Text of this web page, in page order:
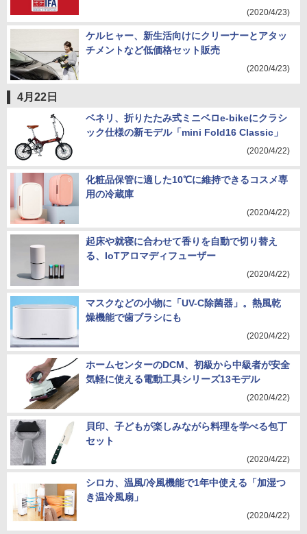
(2020/4/23)
ケルヒャー、新生活向けにクリーナーとアタッ
チメントなど低価格セット販売
(2020/4/23)
4月22日
ベネリ、折りたたみ式ミニベロe-bikeにクラシ
ック仕様の新モデル「mini Fold16 Classic」
(2020/4/22)
化粧品保管に適した10℃に維持できるコスメ専
用の冷蔵庫
(2020/4/22)
起床や就寝に合わせて香りを自動で切り替え
る、IoTアロマディフューザー
(2020/4/22)
マスクなどの小物に「UV-C除菌器」。熱風乾
燥機能で歯ブラシにも
(2020/4/22)
ホームセンターのDCM、初級から中級者が安全
気軽に使える電動工具シリーズ13モデル
(2020/4/22)
貝印、子どもが楽しみながら料理を学べる包丁
セット
(2020/4/22)
シロカ、温風/冷風機能で1年中使える「加湿つ
き温冷風扇」
(2020/4/22)